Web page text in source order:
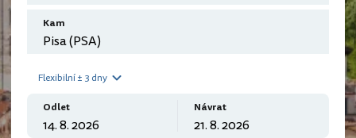
Kam
Flexibilní ± 3 dny
Odlet Návrat